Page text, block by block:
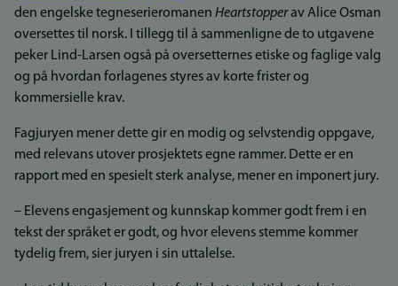
den engelske tegneserieromanen Heartstopperav Alice Osman
oversettes til norsk. I tillegg til å sammenligne de to utgavene
peker Lind-Larsen også på oversetternes etiske og faglige valg
og på hvordan forlagenes styres av korte frister og
kommersielle krav.
Fagjuryen mener dette gir en modig og selvstendig oppgave,
med relevans utover prosjektets egne rammer. Dette er en
rapport med en spesielt sterk analyse, mener en imponert jury.
– Elevens engasjement og kunnskap kommer godt frem i en
tekst der språket er godt, og hvor elevens stemme kommer
tydelig frem, sier juryen i sin uttalelse.